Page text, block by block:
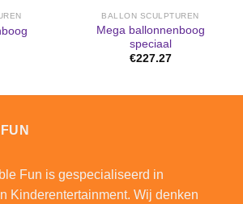
BALLON SCULPTUREN
Mega ballonnenboog
speciaal
€227.27
Fun is gespecialiseerd in
Kinderentertainment. Wij denken